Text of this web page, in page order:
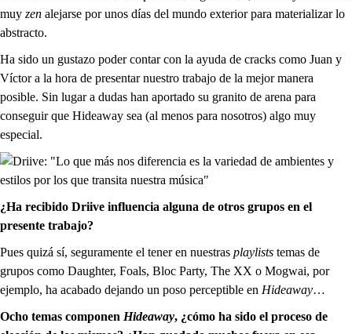
muy zen alejarse por unos días del mundo exterior para materializar lo
abstracto.
Ha sido un gustazo poder contar con la ayuda de cracks como Juan y
Víctor a la hora de presentar nuestro trabajo de la mejor manera
posible. Sin lugar a dudas han aportado su granito de arena para
conseguir que Hideaway sea (al menos para nosotros) algo muy
especial.
¿Ha recibido Driive influencia alguna de otros grupos en el
presente trabajo?
Pues quizá sí, seguramente el tener en nuestras playlists temas de
grupos como Daughter, Foals, Bloc Party, The XX o Mogwai, por
ejemplo, ha acabado dejando un poso perceptible en Hideaway…
Ocho temas componen Hideaway, ¿cómo ha sido el proceso de